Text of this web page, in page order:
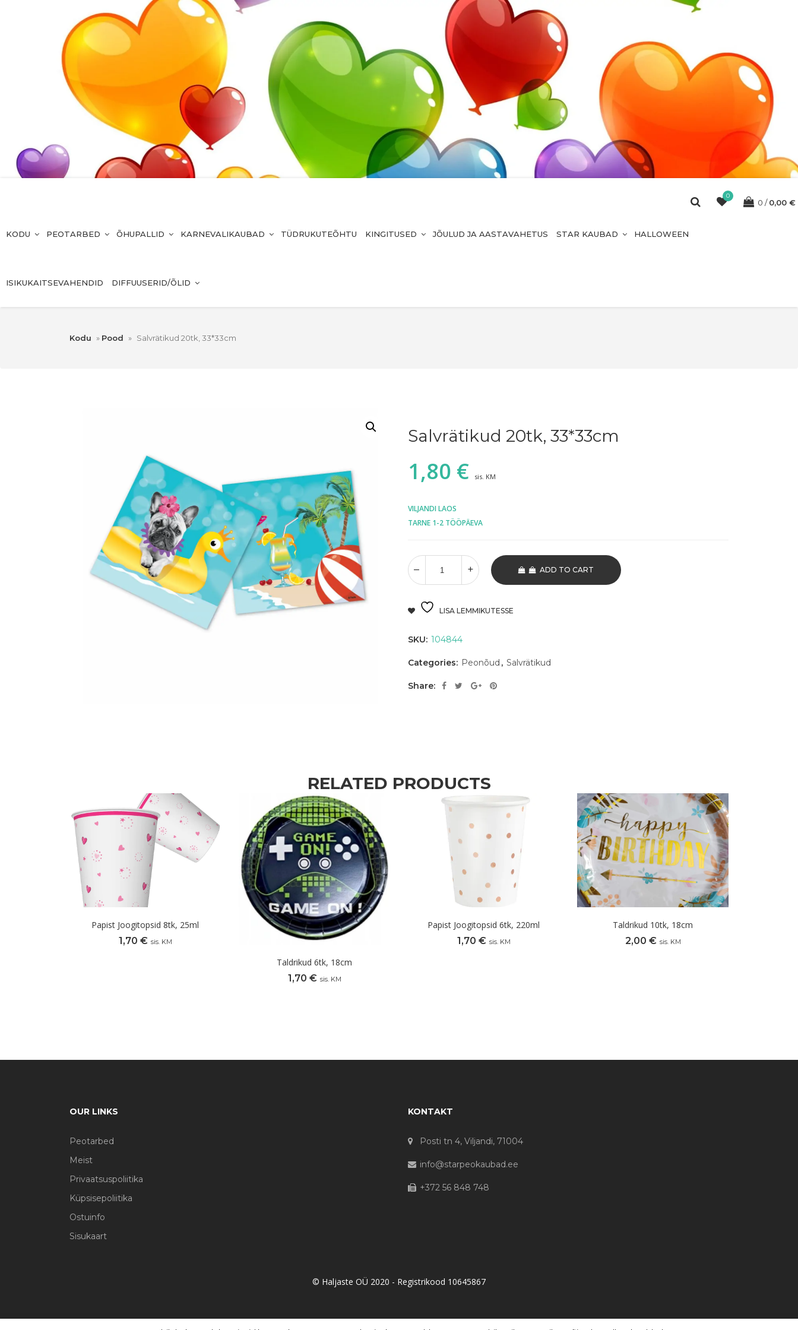
0
0 0,00 €
KODU PEOTARBED ÕHUPALLID KARNEVALIKAUBAD TÜDRUKUTEÕHTU KINGITUSED JÕULUD JA AASTAVAHETUS STAR KAUBAD HALLOWEEN
ISIKUKAITSEVAHENDID DIFFUUSERID/ÕLID
Kodu » Pood » Salvrätikud 20tk, 33*33cm
Salvrätikud 20tk, 33*33cm
1,80 € sis. KM
VILJANDI LAOS
TARNE 1-2 TÖÖPÄEVA
ADD TO CART
LISA LEMMIKUTESSE
SKU: 104844
Categories: Peonõud , Salvrätikud
Share:
RELATED PRODUCTS
Papist Joogitopsid 8tk, 25ml
1,70 € sis. KM
Taldrikud 6tk, 18cm
1,70 € sis. KM
Papist Joogitopsid 6tk, 220ml
1,70 € sis. KM
Taldrikud 10tk, 18cm
2,00 € sis. KM
OUR LINKS
Peotarbed
Meist
Privaatsuspoliitika
Küpsisepoliitika
Ostuinfo
Sisukaart
KONTAKT
Posti tn 4, Viljandi, 71004
info@starpeokaubad.ee
+372 56 848 748
© Haljaste OÜ 2020 - Registrikood 10645867